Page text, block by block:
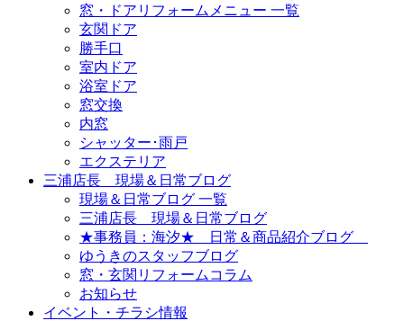
窓・ドアリフォームメニュー 一覧
玄関ドア
勝手口
室内ドア
浴室ドア
窓交換
内窓
シャッター･雨戸
エクステリア
三浦店長 現場＆日常ブログ
現場＆日常ブログ 一覧
三浦店長 現場＆日常ブログ
★事務員：海汐★ 日常＆商品紹介ブログ
ゆうきのスタッフブログ
窓・玄関リフォームコラム
お知らせ
イベント・チラシ情報